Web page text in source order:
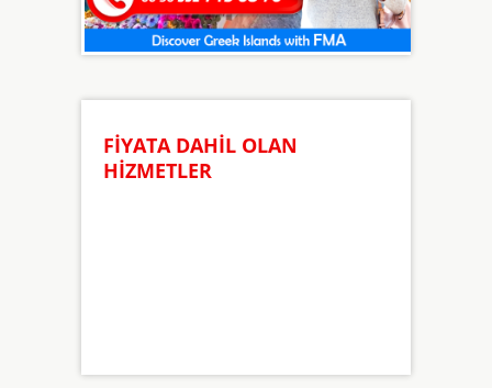
FİYATA DAHİL OLAN
HİZMETLER